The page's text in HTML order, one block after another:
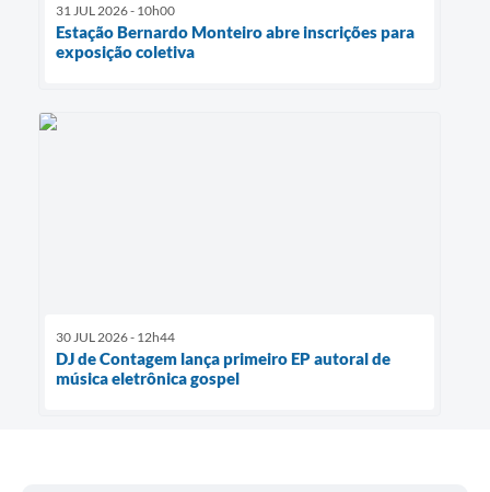
31 JUL 2026 - 10h00
Estação Bernardo Monteiro abre inscrições para
exposição coletiva
30 JUL 2026 - 12h44
DJ de Contagem lança primeiro EP autoral de
música eletrônica gospel